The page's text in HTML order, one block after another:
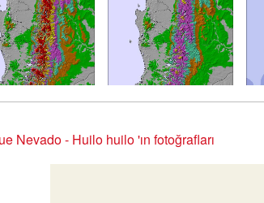
Nevado - Huilo huilo 'ın fotoğrafları